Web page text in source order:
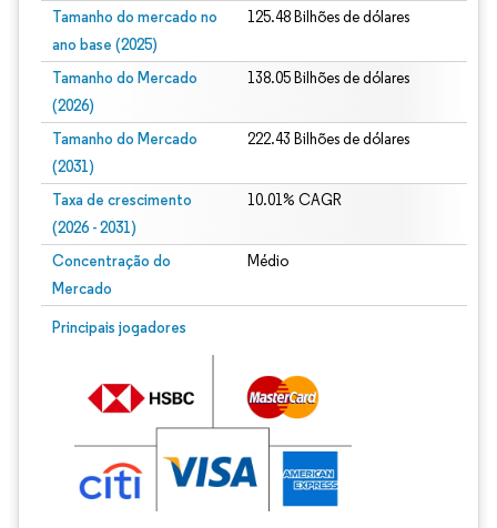
Tamanho do mercado no
ano base (2025)
125.48 Bilhões de dólares
Tamanho do Mercado
(2026)
138.05 Bilhões de dólares
Tamanho do Mercado
(2031)
222.43 Bilhões de dólares
Taxa de crescimento
(2026 - 2031)
10.01% CAGR
Concentração do
Mercado
Médio
Principais jogadores
Imagem © Mordor Intelligence. O reuso requer atribuição conforme CC BY 4.0.